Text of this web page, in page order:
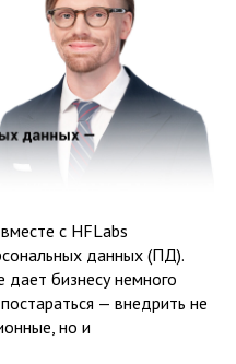
с HFLabs
данных (ПД).
дает бизнесу немного
— внедрить не
но и